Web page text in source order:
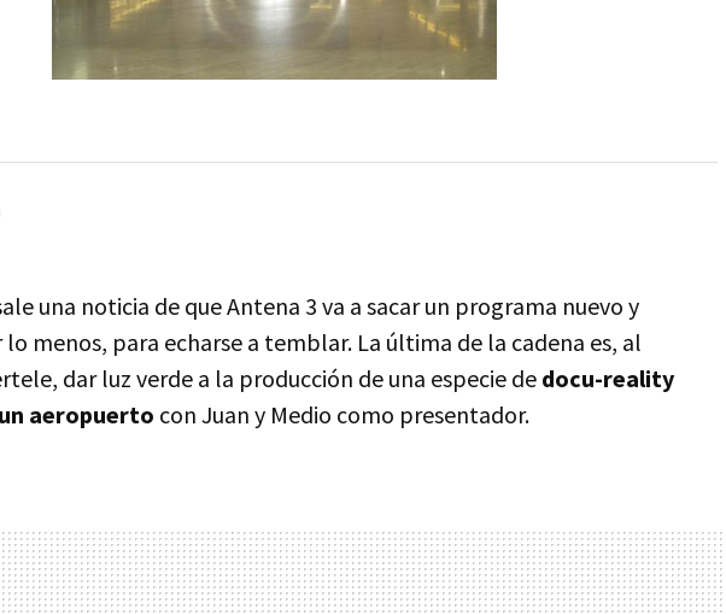
una noticia de que Antena 3 va a sacar un programa nuevo y
lo menos, para echarse a temblar. La última de la cadena es, al
dar luz verde a la producción de una especie de docu-reality
aeropuerto con Juan y Medio como presentador.